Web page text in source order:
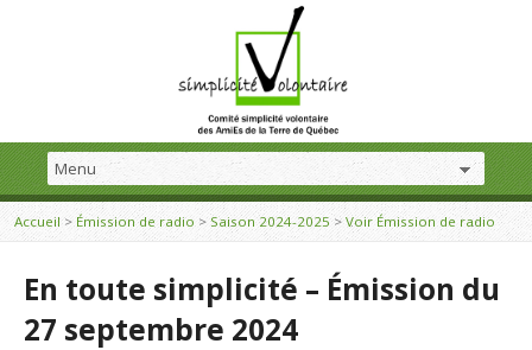
Accueil> Émission de radio >Saison 2024-2025> Voir Émission de radio
En toute simplicité – Émission du
27 septembre 2024